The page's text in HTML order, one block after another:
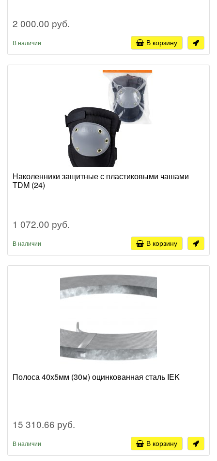
2 000.00 руб.
В наличии В корзину
Наколенники защитные с пластиковыми чашами
TDM (24)
1 072.00 руб.
В наличии В корзину
Полоса 40х5мм (30м) оцинкованная сталь IEK
15 310.66 руб.
В наличии В корзину